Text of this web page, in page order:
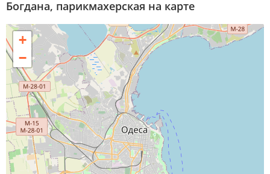
Богдана, парикмахерская на карте
+
−